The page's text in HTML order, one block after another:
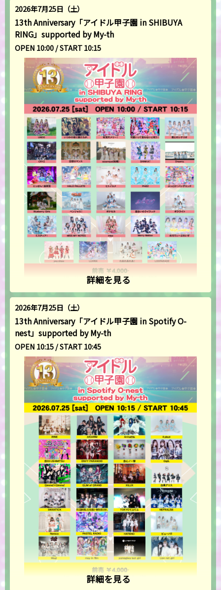
2026年7月25日（土）
13th Anniversary「アイドル甲子園 in SHIBUYA
RING」supported by My-th
OPEN 10:00 / START 10:15
詳細を見る
2026年7月25日（土）
13th Anniversary「アイドル甲子園 in Spotify O-
nest」supported by My-th
OPEN 10:15 / START 10:45
詳細を見る